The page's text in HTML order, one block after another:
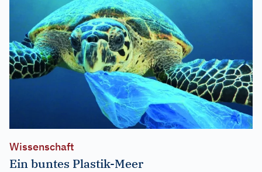
Wissenschaft
Ein buntes Plastik-Meer